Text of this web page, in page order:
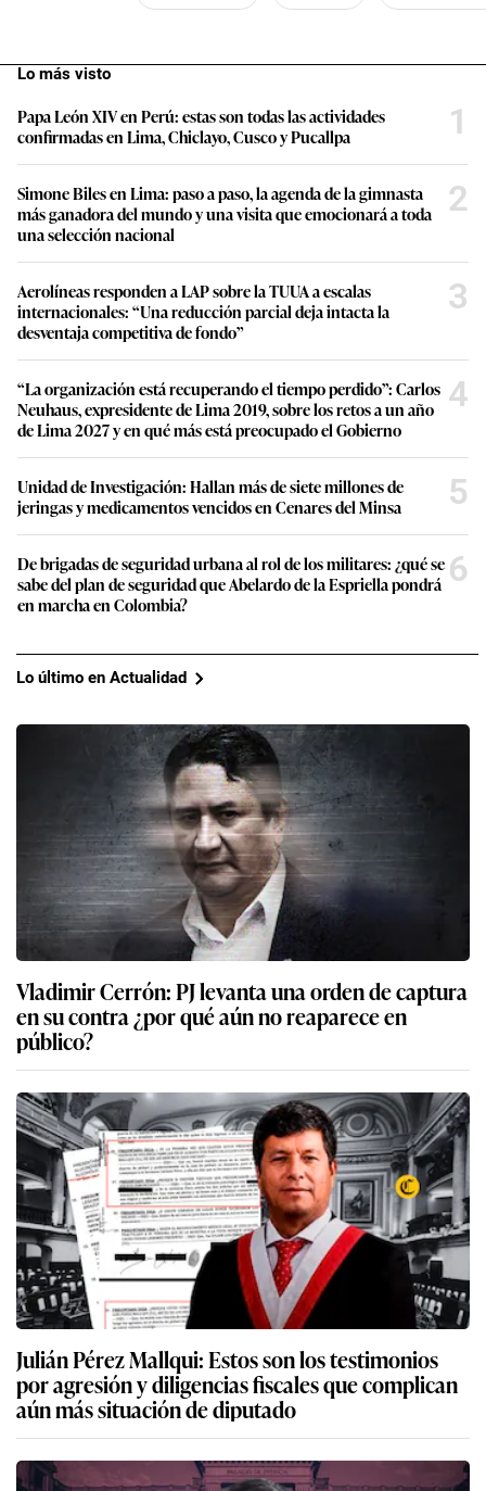
Lo más visto
Papa León XIV en Perú: estas son todas las actividades
confirmadas en Lima, Chiclayo, Cusco y Pucallpa
1
Simone Biles en Lima: paso a paso, la agenda de la gimnasta
más ganadora del mundo y una visita que emocionará a toda
una selección nacional
2
Aerolíneas responden a LAP sobre la TUUA a escalas
internacionales: “Una reducción parcial deja intacta la
desventaja competitiva de fondo”
3
“La organización está recuperando el tiempo perdido”: Carlos
Neuhaus, expresidente de Lima 2019, sobre los retos a un año
de Lima 2027 y en qué más está preocupado el Gobierno
4
Unidad de Investigación: Hallan más de siete millones de
jeringas y medicamentos vencidos en Cenares del Minsa
5
De brigadas de seguridad urbana al rol de los militares: ¿qué se
sabe del plan de seguridad que Abelardo de la Espriella pondrá
en marcha en Colombia?
6
Lo último en Actualidad
Vladimir Cerrón: PJ levanta una orden de captura
en su contra ¿por qué aún no reaparece en
público?
Julián Pérez Mallqui: Estos son los testimonios
por agresión y diligencias fiscales que complican
aún más situación de diputado